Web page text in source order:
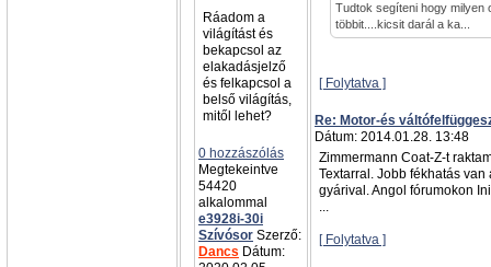
Ráadom a
világítást és
bekapcsol az
elakadásjelző
és felkapcsol a
belső világítás,
mitől lehet?
0 hozzászólás
Megtekeintve
54420
alkalommal
e3928i-30i
Szívósor Szerző:
Dancs Dátum:
Tudtok segíteni hogy milyen
többit....kicsit darál a ka...
[ Folytatva ]
Re: Motor-és
Dátum: 2014.01.28. 13:48
Zimmermann Coat-Z-t
Textarral. Jobb fékhatás
gyárival. Angol fórumokon
...
[ Folytatva ]